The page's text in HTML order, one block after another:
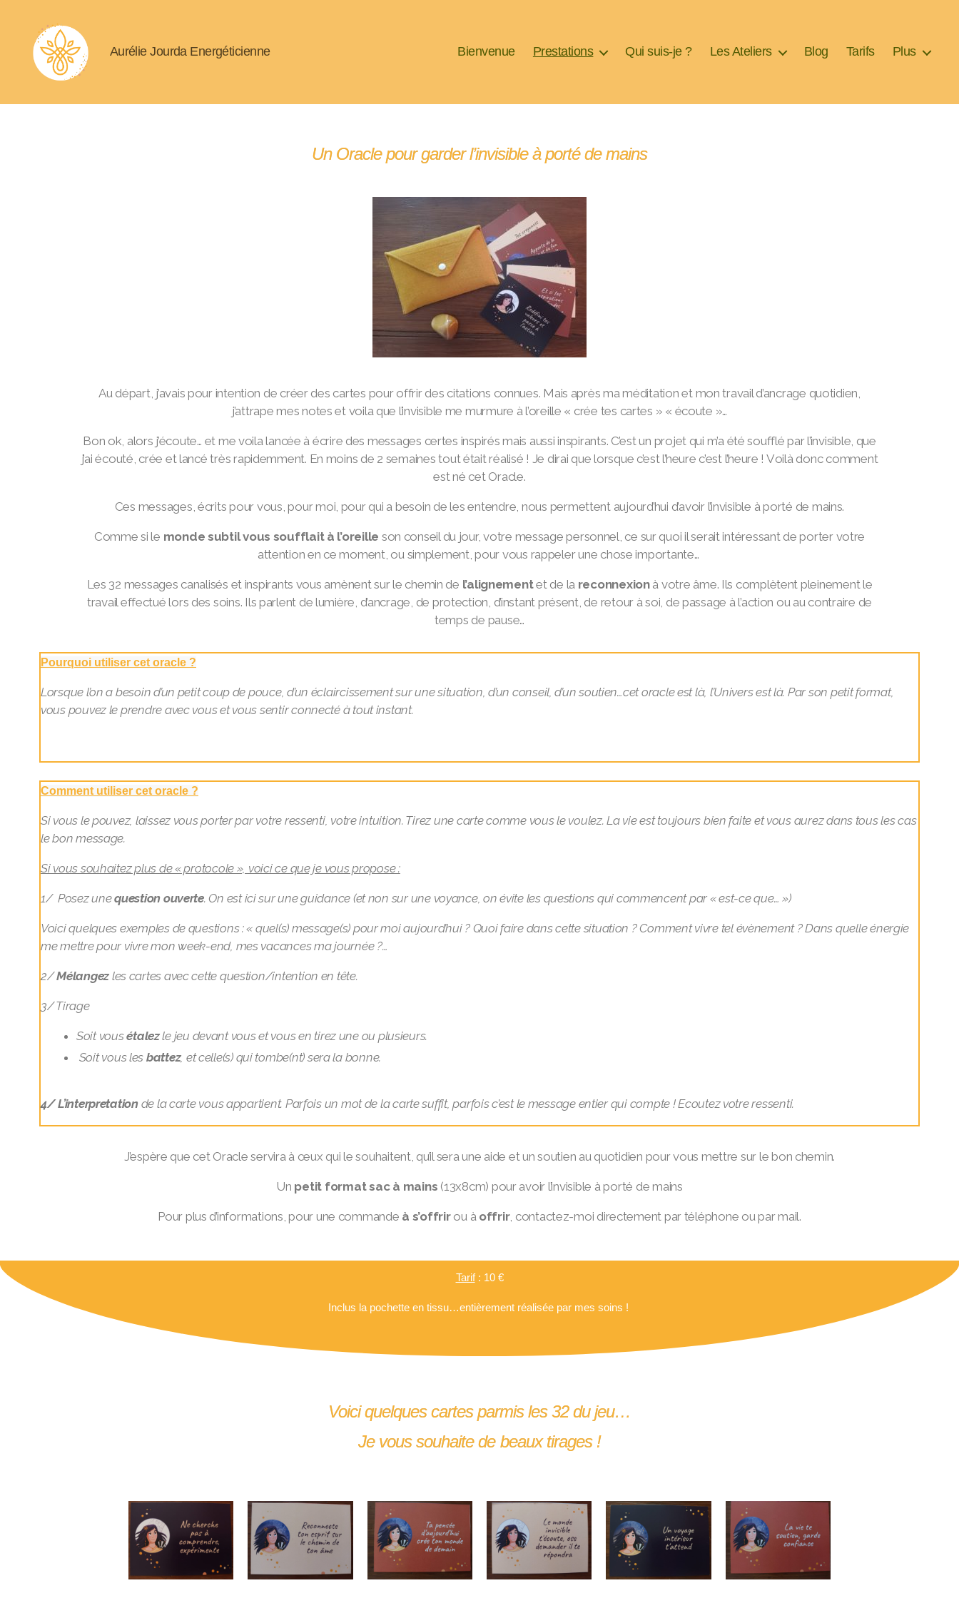
Aurélie Jourda Energéticienne Bienvenue Prestations Qui suis-je ? Les Ateliers Blog Tarifs Plus
Un Oracle pour garder l’invisible à porté de mains
Au départ, j’avais pour intention de créer des cartes pour offrir des citations connues. Mais après ma méditation et mon travail d’ancrage quotidien,
j’attrape mes notes et voila que l’invisible me murmure à l’oreille « crée tes cartes » « écoute »…
Bon ok, alors j’écoute… et me voila lancée à écrire des messages certes inspirés mais aussi inspirants. C’est un projet qui m’a été soufflé par l’invisible, que
j’ai écouté, crée et lancé très rapidemment. En moins de 2 semaines tout était réalisé ! Je dirai que lorsque c’est l’heure c’est l’heure ! Voilà donc comment
est né cet Oracle.
Ces messages, écrits pour vous, pour moi, pour qui a besoin de les entendre, nous permettent aujourd’hui d’avoir l’invisible à porté de mains.
Comme si le monde subtil vous soufflait à l’oreille son conseil du jour, votre message personnel, ce sur quoi il serait intéressant de porter votre
attention en ce moment, ou simplement, pour vous rappeler une chose importante…
Les 32 messages canalisés et inspirants vous amènent sur le chemin de l’alignementet de la reconnexionà votre âme. Ils complètent pleinement le
travail effectué lors des soins. Ils parlent de lumière, d’ancrage, de protection, d’instant présent, de retour à soi, de passage à l’action ou au contraire de
temps de pause…
Pourquoi utiliser cet oracle ?
Lorsque l’on a besoin d’un petit coup de pouce, d’un éclaircissement sur une situation, d’un conseil, d’un soutien…cet oracle est là, l’Univers est là. Par son petit format,
vous pouvez le prendre avec vous et vous sentir connecté à tout instant.
Comment utiliser cet oracle ?
Si vous le pouvez, laissez vous porter par votre ressenti, votre intuition. Tirez une carte comme vous le voulez. La vie est toujours bien faite et vous aurez dans tous les cas
le bon message.
Si vous souhaitez plus de « protocole », voici ce que je vous propose :
1/ Posez unequestion ouverte. On est ici sur une guidance (et non sur une voyance, on évite les questions qui commencent par « est-ce que… »)
Voici quelques exemples de questions : « quel(s) message(s) pour moi aujourd’hui ? Quoi faire dans cette situation ? Comment vivre tel évènement ? Dans quelle énergie
me mettre pour vivre mon week-end, mes vacances ma journée ?…
2/Mélangez les cartes avec cette question/intention en tête.
3/ Tirage
Soit vousétalezle jeu devant vous et vous en tirez une ou plusieurs.
Soit vous les battez, et celle(s) qui tombe(nt) sera la bonne.
4/ L’interpretation de la carte vous appartient. Parfois un mot de la carte suffit, parfois c’est le message entier qui compte ! Ecoutez votre ressenti.
J’espère que cet Oracle servira à ceux qui le souhaitent, qu’il sera une aide et un soutien au quotidien pour vous mettre sur le bon chemin.
Un petit format sac à mains (13x8cm) pour avoir l’invisible à porté de mains
Pour plus d’informations, pour une commande à s’offrirou à offrir, contactez-moi directement par téléphone ou par mail.
Tarif : 10 €
Inclus la pochette en tissu…entièrement réalisée par mes soins !
Voici quelques cartes parmis les 32 du jeu…
Je vous souhaite de beaux tirages !